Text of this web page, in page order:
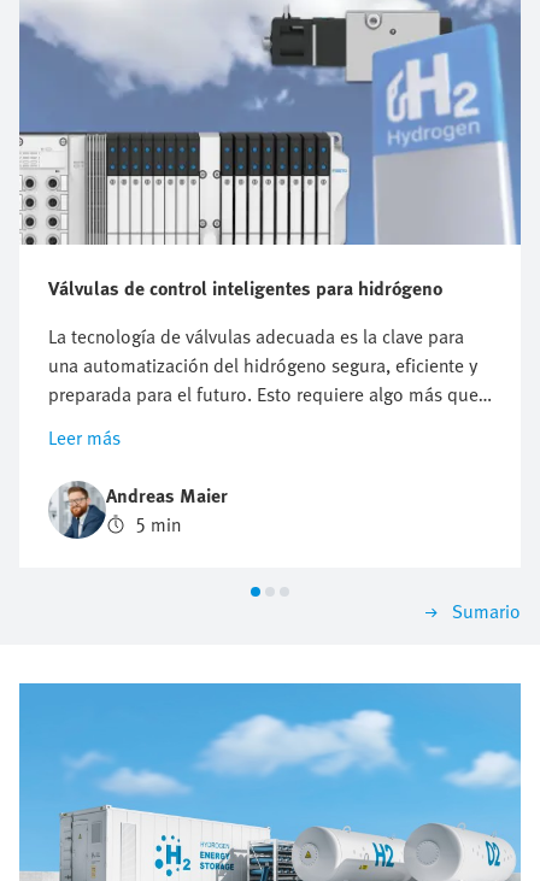
Válvulas de control inteligentes para hidrógeno
La tecnología de válvulas adecuada es la clave para
una automatización del hidrógeno segura, eficiente y
preparada para el futuro. Esto requiere algo más que
hidrógeno requiere un control preciso, la máxima
seguridad y una capacidad de ampliación flexible. Si
elige una arquitectura de válvulas incorrecta, corre el
riesgo de sufrir fallos, retrasos y costes elevados. Allí
alcanzan sus límites, los terminales de válvulas
inteligentes sientan las bases para aplicaciones de
Leer más
Andreas Maier
5 min
Sumario